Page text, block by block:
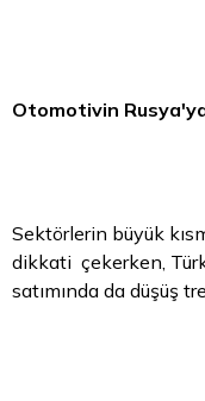
Otomotivin
Sektörlerin büyük
dikkati çekerken,
satımında da düşüş